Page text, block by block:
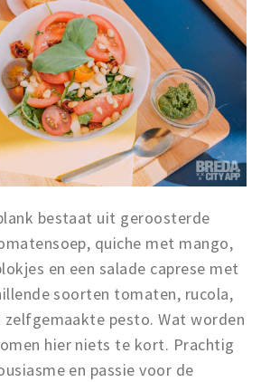
bestaat uit geroosterde
quiche met mango,
en een salade caprese met
soorten tomaten, rucola,
pesto. Wat worden
hier niets te kort. Prachtig
en passie voor de